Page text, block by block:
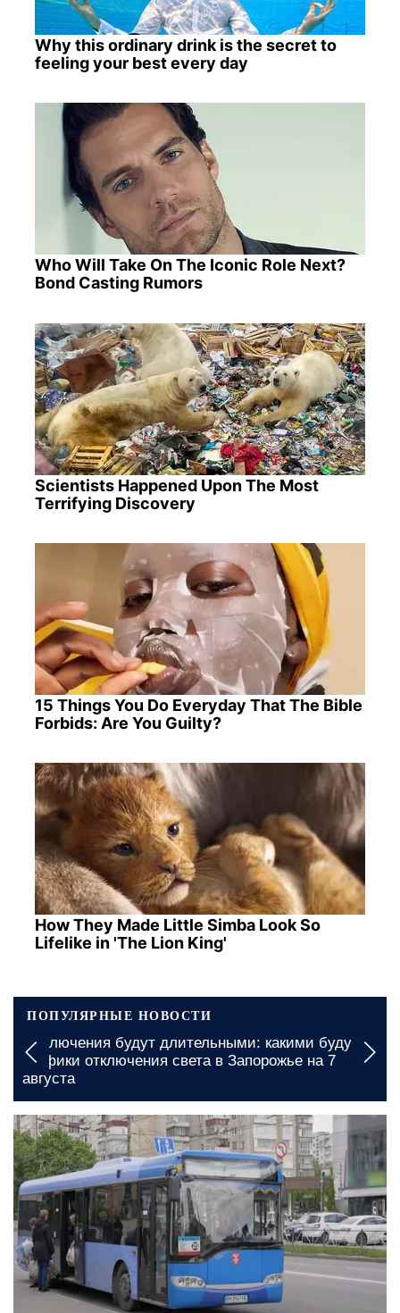
Why this ordinary drink is the secret to
feeling your best every day
Who Will Take On The Iconic Role Next?
Bond Casting Rumors
Scientists Happened Upon The Most
Terrifying Discovery
15 Things You Do Everyday That The Bible
Forbids: Are You Guilty?
How They Made Little Simba Look So
Lifelike in 'The Lion King'
ПОПУЛЯРНЫЕ НОВОСТИ
какими будут
Запорожье на 7
Пенсионеров в Харьковской
бесплатно: какую
сегодня, 13:00